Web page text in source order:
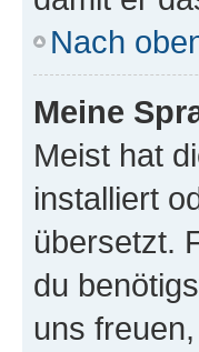
Nach
Meine
Meist hat
installiert
übersetzt.
du
uns